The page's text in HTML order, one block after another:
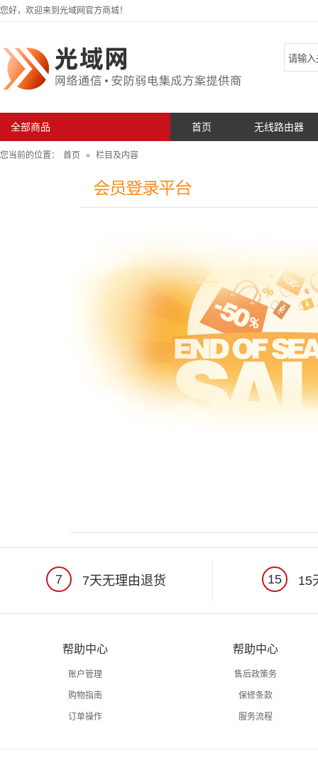
您好，欢迎来到光域网官方商城！
首页 无线路由器
全部商品
您当前的位置： 首页 » 栏目及内容
7 7天无理由退货 15 15
帮助中心
账户管理
购物指南
订单操作
帮助中心
售后政策务
保修条款
服务流程